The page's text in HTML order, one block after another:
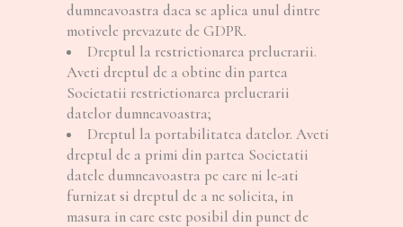
dumneavoastra daca se aplica unul dintre
motivele prevazute de GDPR.
Dreptul la restrictionarea prelucrarii.
Aveti dreptul de a obtine din partea
Societatii restrictionarea prelucrarii
datelor dumneavoastra;
Dreptul la portabilitatea datelor. Aveti
dreptul de a primi din partea Societatii
datele dumneavoastra pe care ni le-ati
furnizat si dreptul de a ne solicita, in
masura in care este posibil din punct de